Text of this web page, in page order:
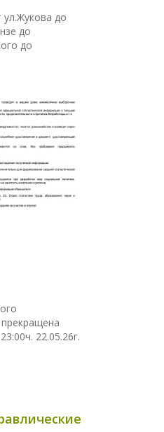
до
до
до
22.05.26г.